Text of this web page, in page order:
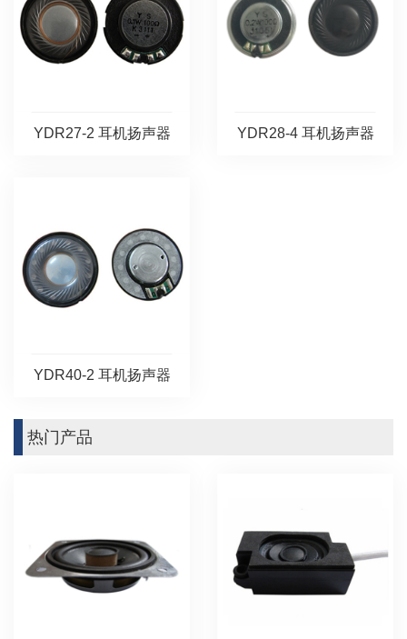
YDR27-2 耳机扬声器 YDR28-4 耳机扬声器
YDR40-2 耳机扬声器
热门产品